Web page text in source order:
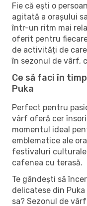
Fie că ești o
agitată a orașului
într-un ritm mai
oferit pentru
de activități de
în ​​sezonul de vârf,
Ce să faci în
Puka
Perfect pentru
vârf oferă cer
momentul ideal
emblematice ale
festivaluri culturale
cafenea cu terasă.
Te gândești să
delicatese din
sa? Sezonul de